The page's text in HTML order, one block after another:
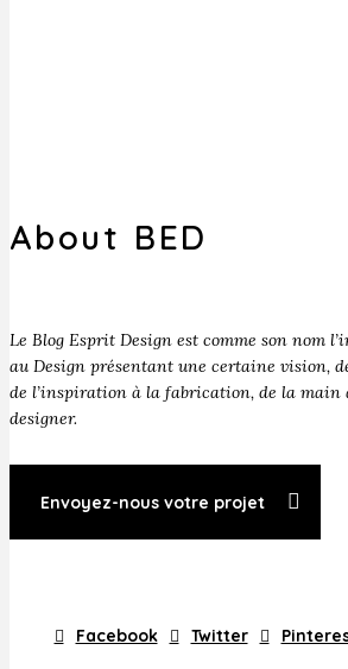
About BED
Le Blog Esprit Design est comme son nom
au Design présentant une certaine vision,
de l’inspiration à la fabrication, de la main
designer.
Envoyez-nous votre projet
Facebook Twitter